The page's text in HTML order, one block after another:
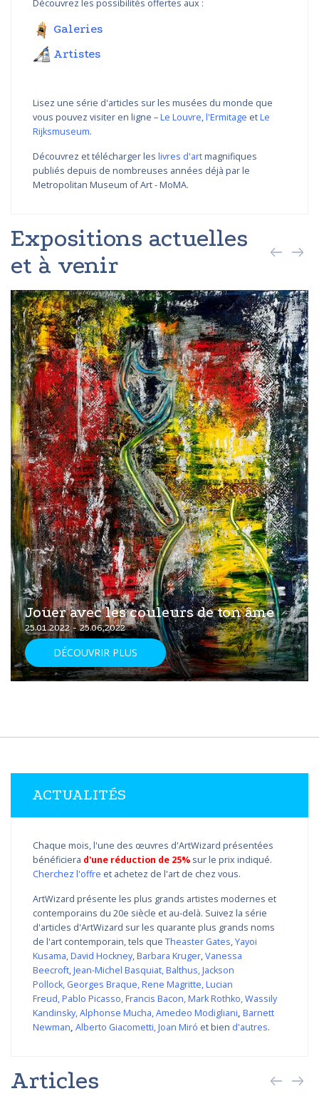
Découvrez les possibilités offertes aux :
Galeries
Artistes
Lisez une série d'articles sur les musées du monde que
vous pouvez visiter en ligne –Le Louvre,l'Ermitage etLe
Rijksmuseum.
Découvrez et télécharger les livres d'artmagnifiques
publiés depuis de nombreuses années déjà par le
Metropolitan Museum of Art - MoMA.
Expositions actuelles
et à venir
Jouer avec les couleurs de ton âme
25.01.2022 - 25.06.2022
DÉCOUVRIR PLUS
ACTUALITÉS
Chaque mois, l'une des œuvres d'ArtWizard présentées
bénéficiera d'une réduction de 25% sur le prix indiqué.
Cherchez l'offre et achetez de l'art de chez vous.
ArtWizard présente les plus grands artistes modernes et
contemporains du 20e siècle et au-delà. Suivez la série
d'articles d'ArtWizard sur les quarante plus grands noms
de l'art contemporain, tels que Theaster Gates,Yayoi
Kusama,David Hockney,Barbara Kruger,Vanessa
Beecroft,Jean-Michel Basquiat,Balthus,Jackson
Pollock, Georges Braque,Rene Magritte,Lucian
Freud,Pablo Picasso,Francis Bacon,Mark Rothko,Wassily
Kandinsky,Alphonse Mucha,Amedeo Modigliani, Barnett
Newman, Alberto Giacometti,Joan Miró et bien d'autres.
Articles